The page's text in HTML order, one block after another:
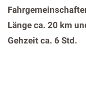
Länge ca. 20 km
Gehzeit ca. 6 Std.